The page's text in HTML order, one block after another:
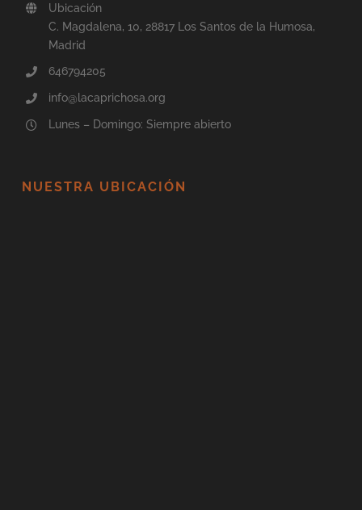
Ubicación
C. Magdalena, 10, 28817 Los Santos de la Humosa,
Madrid
646794205
info@lacaprichosa.org
Lunes – Domingo: Siempre abierto
NUESTRA UBICACIÓN